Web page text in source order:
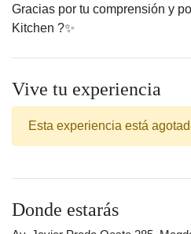
Gracias por tu comprensión y
Kitchen ?️✨
Vive tu experiencia
Esta experiencia está
Donde estarás